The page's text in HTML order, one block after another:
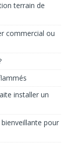
terrain de
commercial ou
installer un
pour